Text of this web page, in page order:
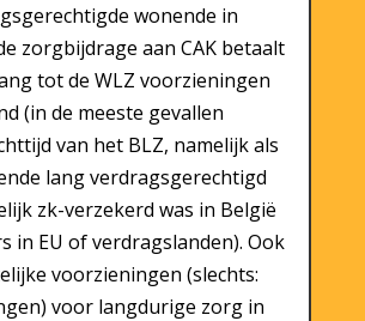
wonende in
zorgbijdrage aan CAK betaalt
tot de WLZ voorzieningen
(in de meeste gevallen
van het BLZ, namelijk als
lang verdragsgerechtigd
zk-verzekerd was in België
in EU of verdragslanden). Ook
voorzieningen (slechts:
voor langdurige zorg in